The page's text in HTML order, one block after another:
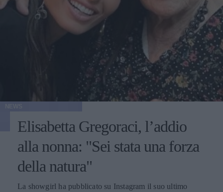
Elisabetta Gregoraci, l’addio
alla nonna: "Sei stata una forza
della natura"
La showgirl ha pubblicato su Instagram il suo ultimo